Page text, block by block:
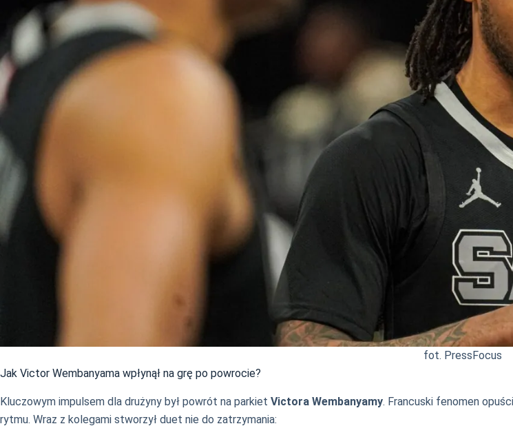
fot. PressFocus
Jak Victor Wembanyama wpłynął na grę po powrocie?
Kluczowym impulsem dla drużyny był powrót na parkiet Victora Wembanyamy. Francuski fenomen
rytmu. Wraz z kolegami stworzył duet nie do zatrzymania: